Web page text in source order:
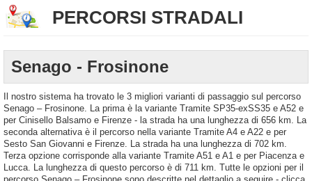
PERCORSI STRADALI
Senago - Frosinone
Il nostro sistema ha trovato le 3 migliori varianti di passaggio sul percorso
Senago – Frosinone. La prima è la variante Tramite SP35-exSS35 e A52 e
per Cinisello Balsamo e Firenze - la strada ha una lunghezza di 656 km. La
seconda alternativa è il percorso nella variante Tramite A4 e A22 e per
Sesto San Giovanni e Firenze. La strada ha una lunghezza di 702 km.
Terza opzione corrisponde alla variante Tramite A51 e A1 e per Piacenza e
Lucca. La lunghezza di questo percorso è di 711 km. Tutte le opzioni per il